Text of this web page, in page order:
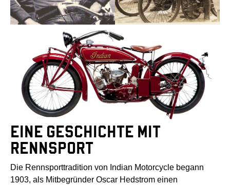
EINE GESCHICHTE MIT
RENNSPORT
Die Rennsporttradition von Indian Motorcycle begann
1903, als Mitbegründer Oscar Hedstrom einen